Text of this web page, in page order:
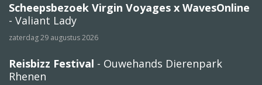
Scheepsbezoek Virgin Voyages x WavesOnline
- Valiant Lady
zaterdag 29 augustus 2026
Reisbizz Festival - Ouwehands Dierenpark
Rhenen